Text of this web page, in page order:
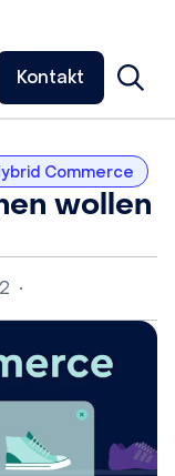
Kontakt
Commerce
wollen
•